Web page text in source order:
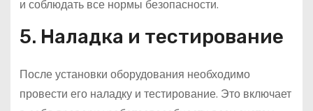
и соблюдать все нормы безопасности.
5. Наладка и тестирование
После установки оборудования необходимо
провести его наладку и тестирование. Это включает